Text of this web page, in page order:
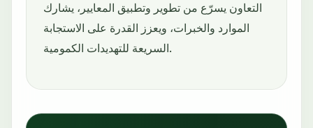
التعاون يسرّع من تطوير وتطبيق المعايير، يشارك
الموارد والخبرات، ويعزز القدرة على الاستجابة
السريعة للتهديدات الكمومية.